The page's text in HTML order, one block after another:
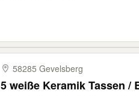
58285 Gevelsberg
5 weiße Keramik Tassen /